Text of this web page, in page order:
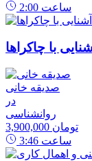
2:00 ساعت
با چاکراها
صدیقه خانی
در
روانشناسی
3,900,000 تومان
3:46 ساعت